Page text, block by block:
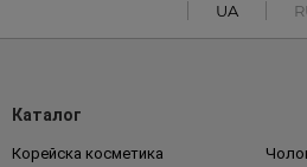
UA
Каталог
Корейска косметика